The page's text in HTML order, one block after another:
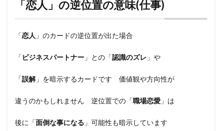
「恋人」の逆位置の意味(仕事)
「恋人 」のカードの逆位置が出た場合
「ビジネスパートナー 」との「認識のズレ 」や
「誤解」を暗示するカードです 価値観や方向性が
違うのかもしれません 逆位置での「職場恋愛 」は
後に「面倒な事になる 」可能性も暗示しています